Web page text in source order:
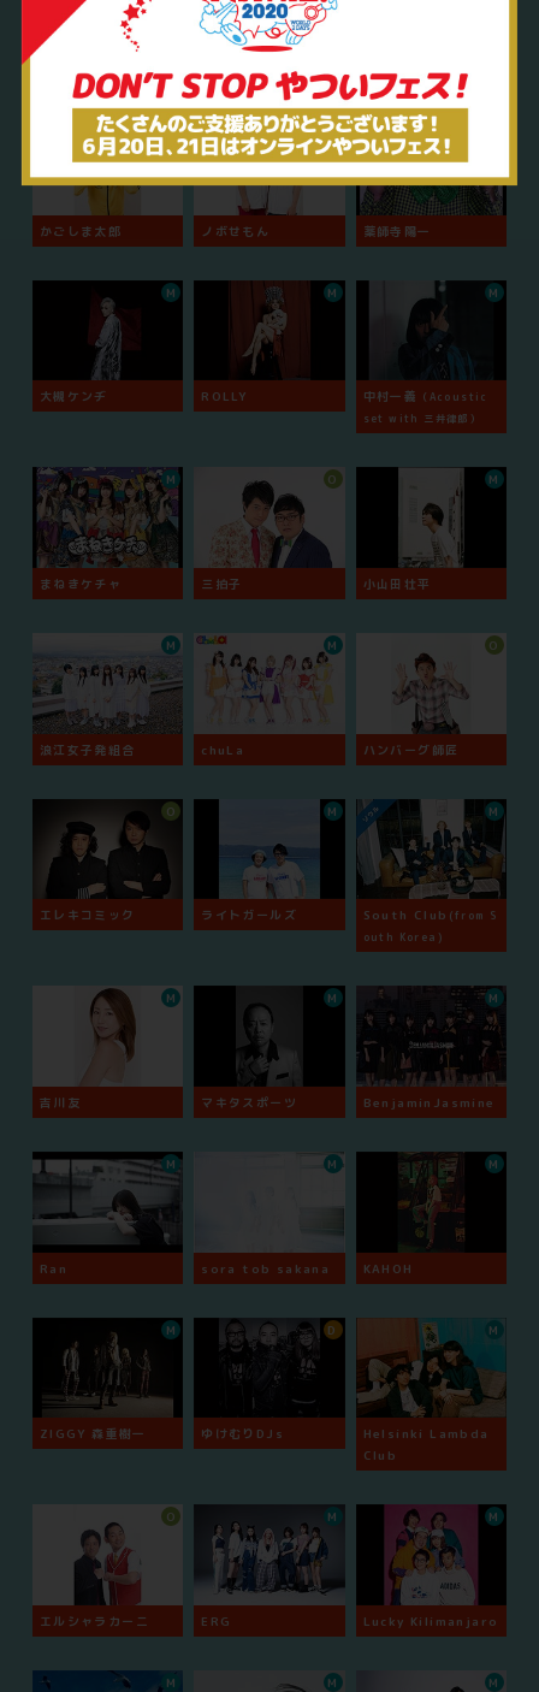
かごしま太郎
O
ノボせもん
O
薬師寺陽一
大槻ケンヂ
M
ROLLY
M
中村一義 （Acoustic
set with 三井律郎）
M
まねきケチャ
M
三拍子
O
小山田壮平
M
浪江女子発組合
M
chuLa
M
ハンバーグ師匠
O
エレキコミック
O
ライトガールズ
M
South Club (from S
outh Korea)
M
吉川友
M
マキタスポーツ
M
BenjaminJasmine
M
Ran
M
sora tob sakana
M
KAHOH
M
ZIGGY 森重樹一
M
ゆけむりDJs
D
Helsinki Lambda
Club
M
エルシャラカーニ
O
ERG
M
Lucky Kilimanjaro
M
M M M